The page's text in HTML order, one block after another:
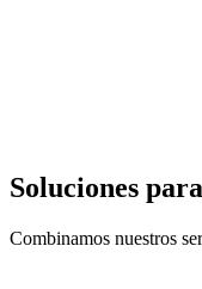
Soluciones para
Combinamos nuestros